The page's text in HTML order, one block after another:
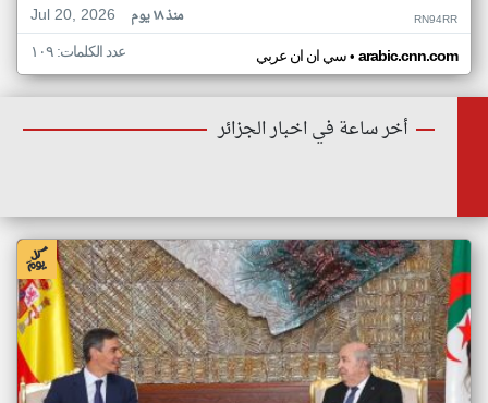
Jul 20, 2026
منذ ١٨ يوم RN94RR
سي ان ان عربي• arabic.cnn.com عدد الكلمات: ١٠٩
أخر ساعة في اخبار الجزائر